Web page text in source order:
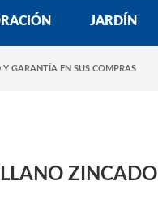
JARDÍN
GARANTÍA EN SUS COMPRAS
ZINCADO